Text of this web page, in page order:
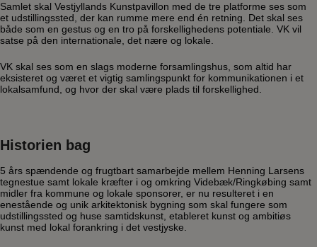
Samlet skal Vestjyllands Kunstpavillon med de tre platforme ses som
et udstillingssted, der kan rumme mere end én retning. Det skal ses
både som en gestus og en tro på forskellighedens potentiale. VK vil
satse på den internationale, det nære og lokale.
VK skal ses som en slags moderne forsamlingshus, som altid har
eksisteret og været et vigtig samlingspunkt for kommunikationen i et
lokalsamfund, og hvor der skal være plads til forskellighed.
Historien bag
5 års spændende og frugtbart samarbejde mellem Henning Larsens
tegnestue samt lokale kræfter i og omkring Videbæk/Ringkøbing samt
midler fra kommune og lokale sponsorer, er nu resulteret i en
enestående og unik arkitektonisk bygning som skal fungere som
udstillingssted og huse samtidskunst, etableret kunst og ambitiøs
kunst med lokal forankring i det vestjyske.